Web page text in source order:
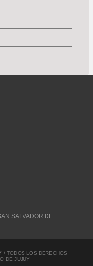
SALVADOR DE
/ TODOS LOS DERECHOS
DE JUJUY